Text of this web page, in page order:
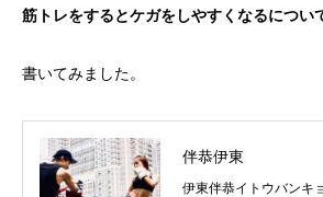
筋トレをするとケガをしやすくなるについ
書いてみました。
伴恭伊東
伊東伴恭イトウバン